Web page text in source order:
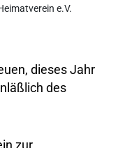
e.V.
dieses Jahr
des
zur